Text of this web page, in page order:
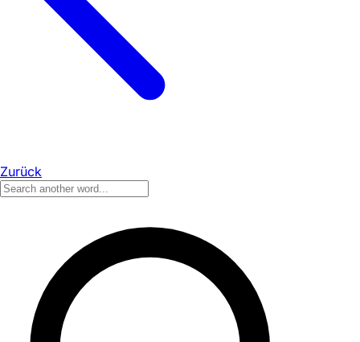
Zurück